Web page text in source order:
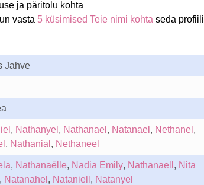
ja päritolu kohta
vasta 5 küsimised Teie nimi kohta seda profiili
Jahve
, Nathanyel , Nathanael , Natanael , Nethanel ,
, Nathanial , Nethaneel
, Nathanaëlle, Nadia Emily, Nathanaell , Nita
, Natanahel , Nataniell , Natanyel